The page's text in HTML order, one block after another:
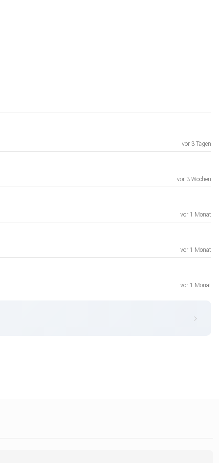
vor 3 Tagen
vor 3 Wochen
vor 1 Monat
vor 1 Monat
vor 1 Monat